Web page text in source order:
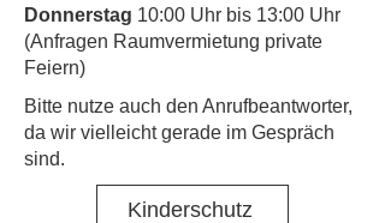
Donnerstag 10:00 Uhr bis 13:00 Uhr
(Anfragen Raumvermietung private
Feiern)
​Bitte nutze auch den Anrufbeantworter,
da wir vielleicht gerade im Gespräch
sind.
Kinderschutz